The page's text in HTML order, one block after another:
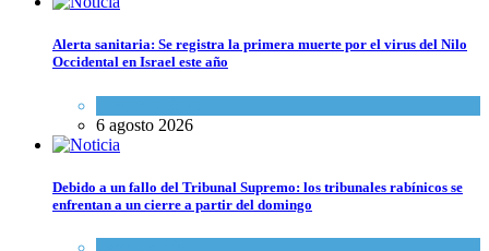
Alerta sanitaria: Se registra la primera muerte por el virus del Nilo
Occidental en Israel este año
6 agosto 2026
Debido a un fallo del Tribunal Supremo: los tribunales rabínicos se
enfrentan a un cierre a partir del domingo